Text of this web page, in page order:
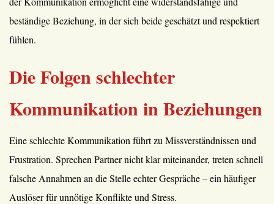
beständige Beziehung, in der sich beide geschätzt und respektiert
fühlen.
Die Folgen schlechter
Kommunikation in Beziehungen
Eine schlechte Kommunikation führt zu Missverständnissen und
Frustration. Sprechen Partner nicht klar miteinander, treten schnell
falsche Annahmen an die Stelle echter Gespräche – ein häufiger
Auslöser für unnötige Konflikte und Stress.